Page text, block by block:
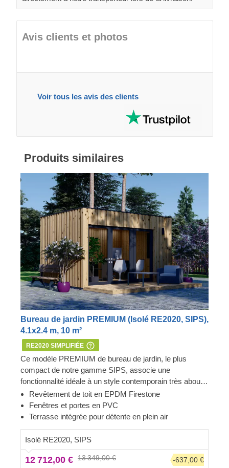
Avis clients et photos
Voir tous les avis des clients
Produits similaires
Bureau de jardin PREMIUM (Isolé RE2020, SIPS),
4.1x2.4 m, 10 m²
RE2020 SIMPLIFIÉE
Ce modèle PREMIUM de bureau de jardin, le plus
compact de notre gamme SIPS, associe une
fonctionnalité idéale à un style contemporain très abouti,
comme tous les modèles les plus spacieux de cette
gamme. Si vous recherchez une solution très abordable
qui n'encombre pas votre jardin tout en vous offrant un
modèle sera parfait pour vous.
Revêtement de toit en EPDM Firestone
Fenêtres et portes en PVC
Terrasse intégrée pour détente en plein air
Isolé RE2020, SIPS
12 712,00 € 13 349,00 € -637,00 €